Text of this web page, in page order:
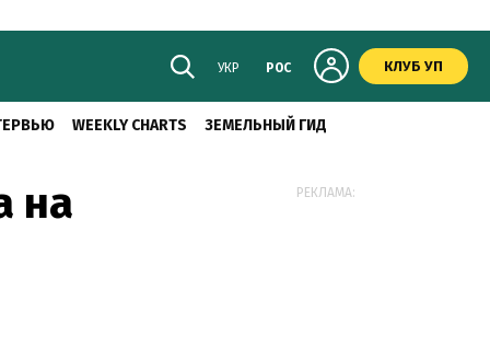
УКР РОС КЛУБ УП
WEEKLY CHARTS ЗЕМЕЛЬНЫЙ ГИД
на РЕКЛАМА: